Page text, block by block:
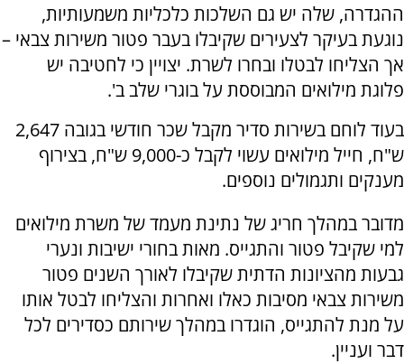
ההגדרה, שלה יש גם השלכות כלכליות משמעותיות,
נוגעת בעיקר לצעירים שקיבלו בעבר פטור משירות צבאי –
אך הצליחו לבטלו ובחרו לשרת. יצויין כי לחטיבה יש
פלוגת מילואים המבוססת על בוגרי שלב ב'.
בעוד לוחם בשירות סדיר מקבל שכר חודשי בגובה 2,647
ש"ח, חייל מילואים עשוי לקבל כ-9,000 ש"ח, בצירוף
מענקים ותגמולים נוספים.
מדובר במהלך חריג של נתינת מעמד של משרת מילואים
למי שקיבל פטור והתגייס. מאות בחורי ישיבות ונערי
גבעות מהציונות הדתית שקיבלו לאורך השנים פטור
משירות צבאי מסיבות כאלו ואחרות והצליחו לבטל אותו
על מנת להתגייס, הוגדרו במהלך שירותם כסדירים לכל
דבר ועניין.